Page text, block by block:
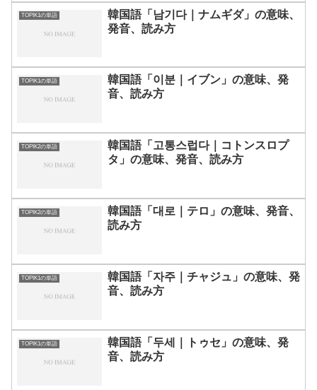
TOPIK1の単語
韓国語「남기다｜ナムギダ」の意味、
発音、読み方
TOPIK1の単語
韓国語「이분｜イブン」の意味、発
音、読み方
TOPIK2の単語
韓国語「고통스럽다｜コトンスロプ
タ」の意味、発音、読み方
TOPIK2の単語
韓国語「대로｜テロ」の意味、発音、
読み方
TOPIK1の単語
韓国語「자주｜チャジュ」の意味、発
音、読み方
TOPIK1の単語
韓国語「두세｜トゥセ」の意味、発
音、読み方